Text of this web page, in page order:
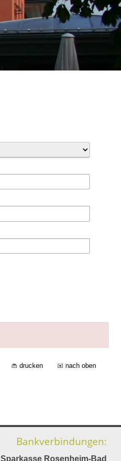
drucken nach oben
Bankverbindungen:
Sparkasse Rosenheim-Bad